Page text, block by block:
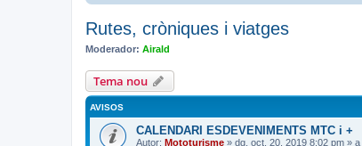
Rutes, cròniques i viatges
Moderador: Airald
Tema nou
AVISOS
CALENDARI ESDEVENIMENTS MTC i +
Autor: Mototurisme » dg. oct. 20, 2019 8:02 pm » a